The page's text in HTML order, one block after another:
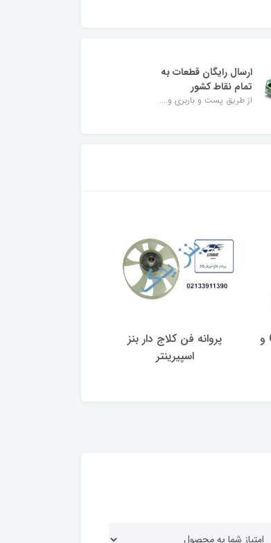
ارسال رایگان قطعات به
تمام نقاط کشور
از طریق پست و باربری و....
لوله بخار روغن بلند C240 و
پروانه فن کلاج دار بنز
اسپیرینتر